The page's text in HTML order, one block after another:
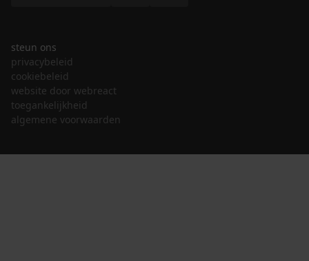
steun ons
privacybeleid
cookiebeleid
website door webreact
toegankelijkheid
algemene voorwaarden